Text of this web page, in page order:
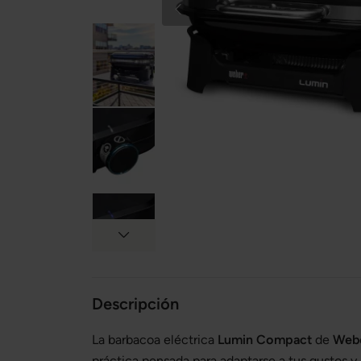
Descripción
La barbacoa eléctrica Lumin Compact de